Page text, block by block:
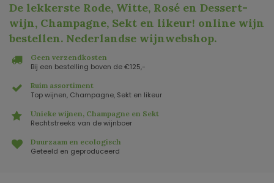
De lekkerste Rode, Witte, Rosé en Dessert-
wijn, Champagne, Sekt en likeur! online wijn
bestellen. Nederlandse wijnwebshop.
Geen verzendkosten
Bij een bestelling boven de €125,-
Ruim assortiment
Top wijnen, Champagne, Sekt en likeur
Unieke wijnen, Champagne en Sekt
Rechtstreeks van de wijnboer
Duurzaam en ecologisch
Geteeld en geproduceerd